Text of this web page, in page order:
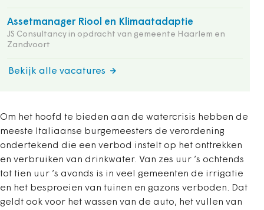
Assetmanager Riool en Klimaatadaptie
JS Consultancy in opdracht van gemeente Haarlem en
Zandvoort
Bekijk alle vacatures
Om het hoofd te bieden aan de watercrisis hebben de
meeste Italiaanse burgemeesters de verordening
ondertekend die een verbod instelt op het onttrekken
en verbruiken van drinkwater. Van zes uur ’s ochtends
tot tien uur ’s avonds is in veel gemeenten de irrigatie
en het besproeien van tuinen en gazons verboden. Dat
geldt ook voor het wassen van de auto, het vullen van